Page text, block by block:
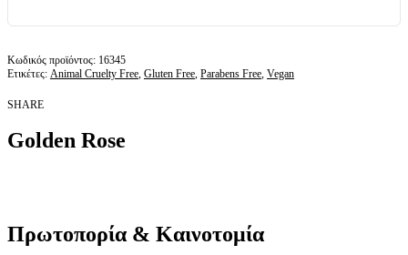
16345
Ετικέτες: Animal Cruelty Free, Gluten Free, Parabens Free, Vegan
SHARE
Golden Rose
Πρωτοπορία & Καινοτομία